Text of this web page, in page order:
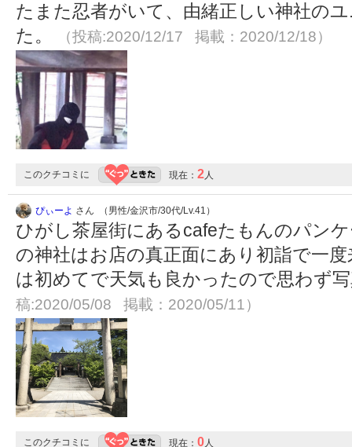
たまた忍者がいて、由緒正しい神社の
た。
（投稿:2020/12/17 掲載：2020/12/18）
このクチコミに 現在： 2人
ぴぃーよ さん （男性/金沢市/30代/Lv.41）
ひがし茶屋街にあるcafeたもんのパン
の神社はお店の真正面にあり初詣で一
は初めてで天気も良かったので思わず
稿:2020/05/08 掲載：2020/05/11）
このクチコミに 現在： 0人